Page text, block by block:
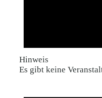
Hinweis
Es gibt keine